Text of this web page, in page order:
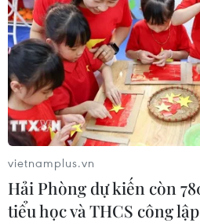
vietnamplus.vn
Hải Phòng dự kiến còn
tiểu học và THCS công lập